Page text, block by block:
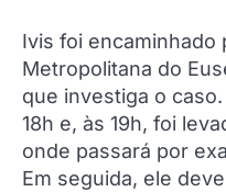
Ivis foi encaminhado
Metropolitana do
que investiga o
18h e, às 19h, foi
onde passará por
Em seguida, ele